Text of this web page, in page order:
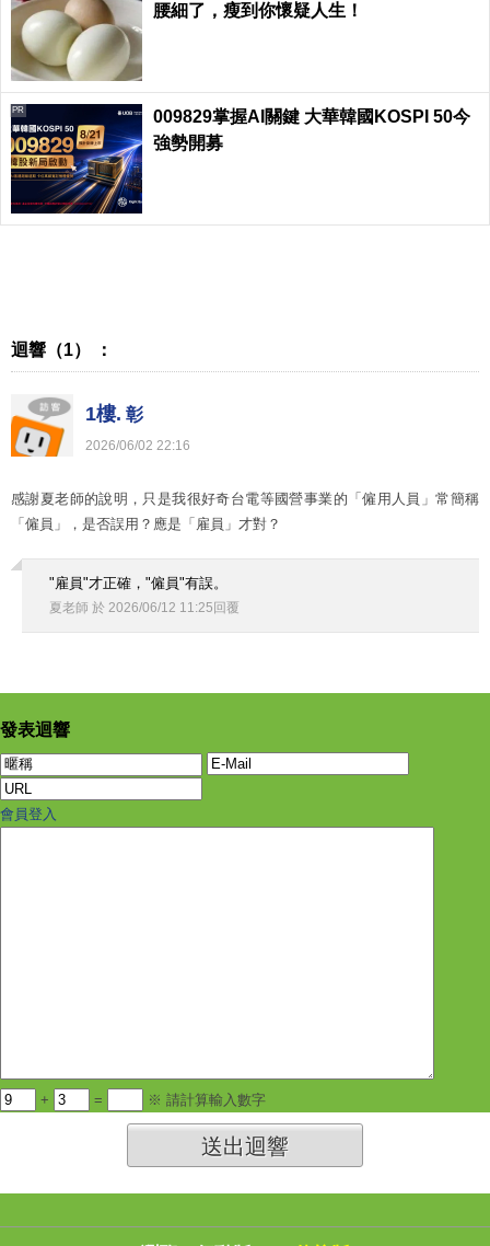
腰細了，瘦到你懷疑人生！
009829掌握AI關鍵 大華韓國KOSPI 50今
強勢開募
PR
迴響（1） ：
1樓. 彰
2026/06/02 22:16
感謝夏老師的說明，只是我很好奇台電等國營事業的「僱用人員」常簡稱
「僱員」，是否誤用？應是「雇員」才對？
"雇員"才正確，"僱員"有誤。
夏老師 於 2026/06/12 11:25 回覆
發表迴響
會員登入
+ = ※ 請計算輸入數字
送出迴響